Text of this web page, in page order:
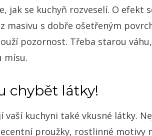
jak se kuchyň rozveselí. O efekt
masivu s dobře ošetřeným
pozornost. Třeba starou
mísu.
chybět látky!
kuchyni také vkusné látky.
proužky, rostlinné motivy